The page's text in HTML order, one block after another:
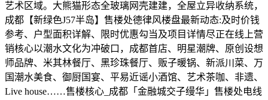
艺术区域。大熊猫形态全玻璃网壳建建，全屋立异收纳系统，
成都【新绿色J57半岛】售楼处德律风楼盘最新动态:及时价钱
参考、户型面积详解、限时优惠勾当及项目详情尽正在线上营
销核心以潮水文化为冲破口，成都首店、明星潮牌、原创设想
师品牌、米其林餐厅、黑珍珠餐厅、贩子暖锅、新派川菜、万
国潮水美食、御厨国宴、平易近谣小酒馆、艺术茶咖、非遗、
Live house……售楼核心_成都「金融城交子缦华」售楼处电线